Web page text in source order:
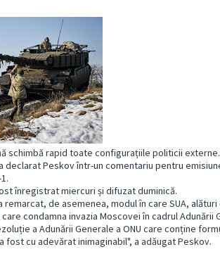
schimbă rapid toate configurațiile politicii
declarat Peskov într-un comentariu pentru
înregistrat miercuri și difuzat duminică.
de asemenea, modul în care SUA,
condamna invazia Moscovei în cadrul Adunării
a Adunării Generale a ONU care conține
fost cu adevărat inimaginabil", a adăugat Peskov.